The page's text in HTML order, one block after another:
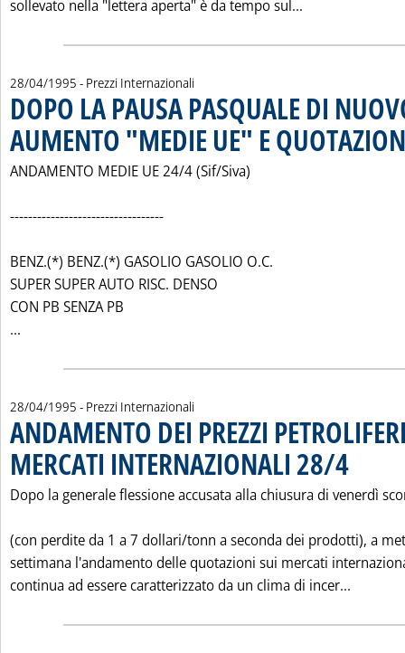
sollevato nella "lettera aperta" è da tempo sul...
28/04/1995 - Prezzi Internazionali
DOPO LA PAUSA PASQUALE DI
AUMENTO "MEDIE UE" E
ANDAMENTO MEDIE UE 24/4 (Sif/Siva)
----------------------------------
BENZ.(*) BENZ.(*) GASOLIO GASOLIO O.C.
SUPER SUPER AUTO RISC. DENSO
CON PB SENZA PB
...
28/04/1995 - Prezzi Internazionali
ANDAMENTO DEI PREZZI
MERCATI INTERNAZIONALI 28/4
Dopo la generale flessione accusata alla chiusura di venerdì
(con perdite da 1 a 7 dollari/tonn a seconda dei prodotti), a
settimana l'andamento delle quotazioni sui mercati
continua ad essere caratterizzato da un clima di incer...